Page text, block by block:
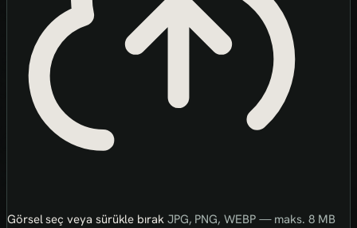
Görsel seç veya sürükle bırak JPG, PNG, WEBP — maks. 8 MB